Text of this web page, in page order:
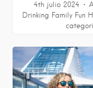
4th julio 2024
Drinking Family Fun